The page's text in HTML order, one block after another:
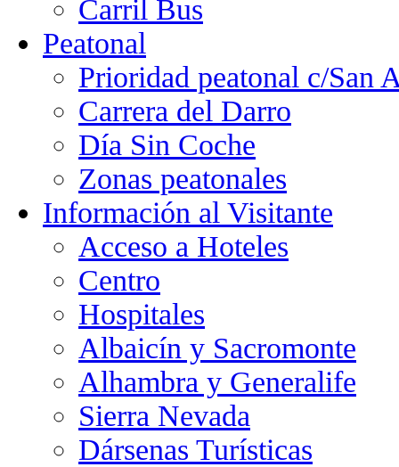
Carril Bus
Peatonal
Prioridad peatonal c/San
Carrera del Darro
Día Sin Coche
Zonas peatonales
Información al Visitante
Acceso a Hoteles
Centro
Hospitales
Albaicín y Sacromonte
Alhambra y Generalife
Sierra Nevada
Dársenas Turísticas